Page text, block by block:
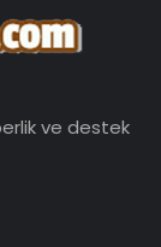
ve destek